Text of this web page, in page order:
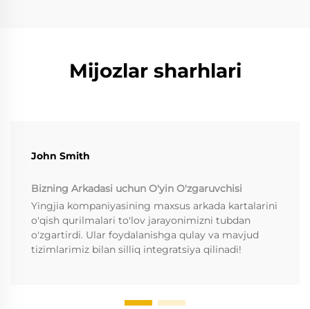
Mijozlar sharhlari
John Smith
Bizning Arkadasi uchun O'yin O'zgaruvchisi
Yingjia kompaniyasining maxsus arkada kartalarini
o'qish qurilmalari to'lov jarayonimizni tubdan
o'zgartirdi. Ular foydalanishga qulay va mavjud
tizimlarimiz bilan silliq integratsiya qilinadi!